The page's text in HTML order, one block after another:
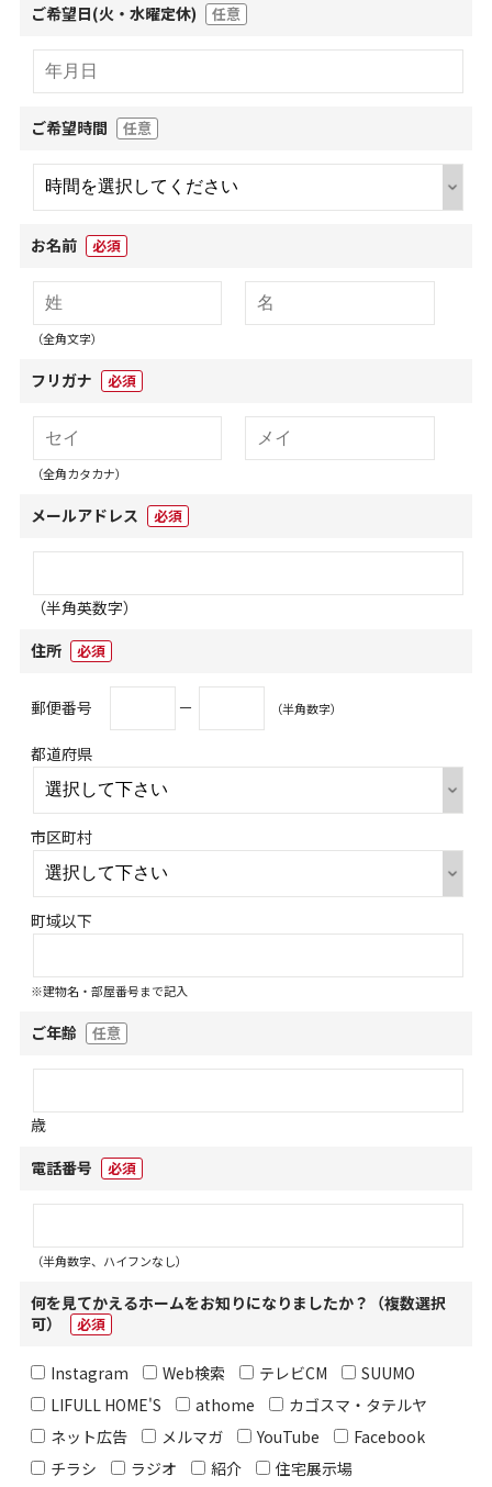
ご希望日(火・水曜定休) 任意
ご希望時間 任意
お名前 必須
（全角文字）
フリガナ 必須
（全角カタカナ）
メールアドレス 必須
（半角英数字）
住所
必須
郵便番号 － （半角数字）
都道府県
市区町村
町域以下
※建物名・部屋番号まで記入
ご年齢 任意
歳
電話番号
必須
（半角数字、ハイフンなし）
何を見てかえるホームをお知りになりましたか？（複数選択
可）
必須
Instagram Web検索 テレビCM
SUUMO
LIFULL HOME'S
athome
カゴスマ・タテルヤ
ネット広告
メルマガ YouTube
Facebook
チラシ
ラジオ 紹介
住宅展示場